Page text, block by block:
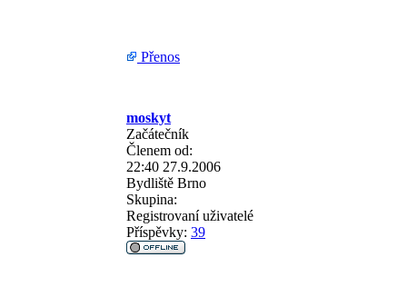
Přenos
moskyt
Začátečník
Členem od:
22:40 27.9.2006
Bydliště Brno
Skupina:
Registrovaní uživatelé
Příspěvky: 39